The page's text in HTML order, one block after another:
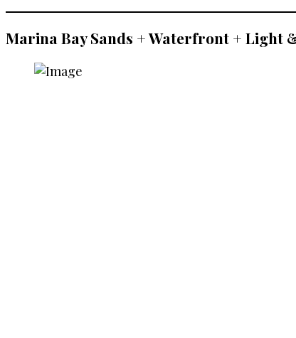
Marina Bay Sands + Waterfront + Light